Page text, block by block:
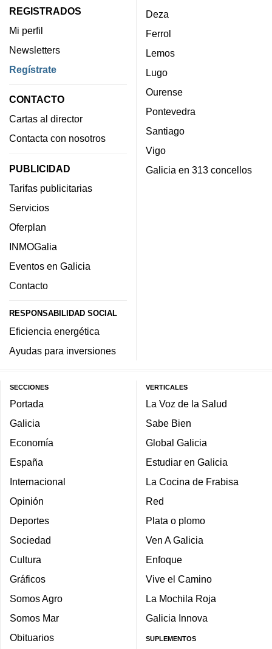
REGISTRADOS
Mi perfil
Newsletters
Regístrate
CONTACTO
Cartas al director
Contacta con nosotros
PUBLICIDAD
Tarifas publicitarias
Servicios
Oferplan
INMOGalia
Eventos en Galicia
Contacto
RESPONSABILIDAD SOCIAL
Eficiencia energética
Ayudas para inversiones
Deza
Ferrol
Lemos
Lugo
Ourense
Pontevedra
Santiago
Vigo
Galicia en 313 concellos
SECCIONES
Portada
Galicia
Economía
España
Internacional
Opinión
Deportes
Sociedad
Cultura
Gráficos
Somos Agro
Somos Mar
Obituarios
VERTICALES
La Voz de la Salud
Sabe Bien
Global Galicia
Estudiar en Galicia
La Cocina de Frabisa
Red
Plata o plomo
Ven A Galicia
Enfoque
Vive el Camino
La Mochila Roja
Galicia Innova
SUPLEMENTOS